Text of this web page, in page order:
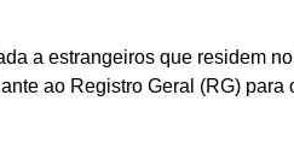
a estrangeiros que residem
ao Registro Geral (RG) para